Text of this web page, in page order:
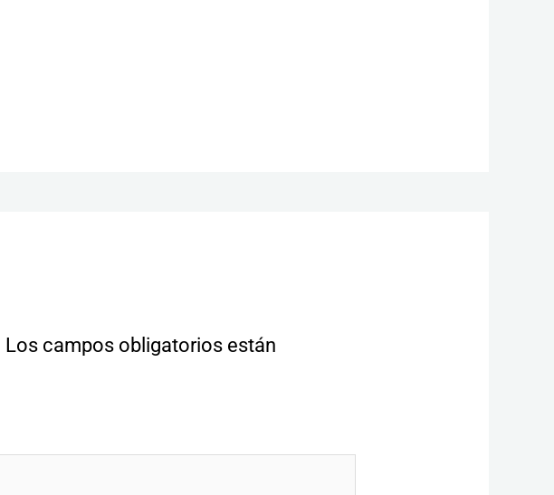
Los campos obligatorios están